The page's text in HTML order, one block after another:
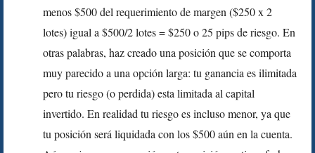
menos $500 del requerimiento de margen ($250 x 2
lotes) igual a $500/2 lotes = $250 o 25 pips de riesgo. En
otras palabras, haz creado una posición que se comporta
muy parecido a una opción larga: tu ganancia es ilimitada
pero tu riesgo (o perdida) esta limitada al capital
invertido. En realidad tu riesgo es incluso menor, ya que
tu posición será liquidada con los $500 aún en la cuenta.